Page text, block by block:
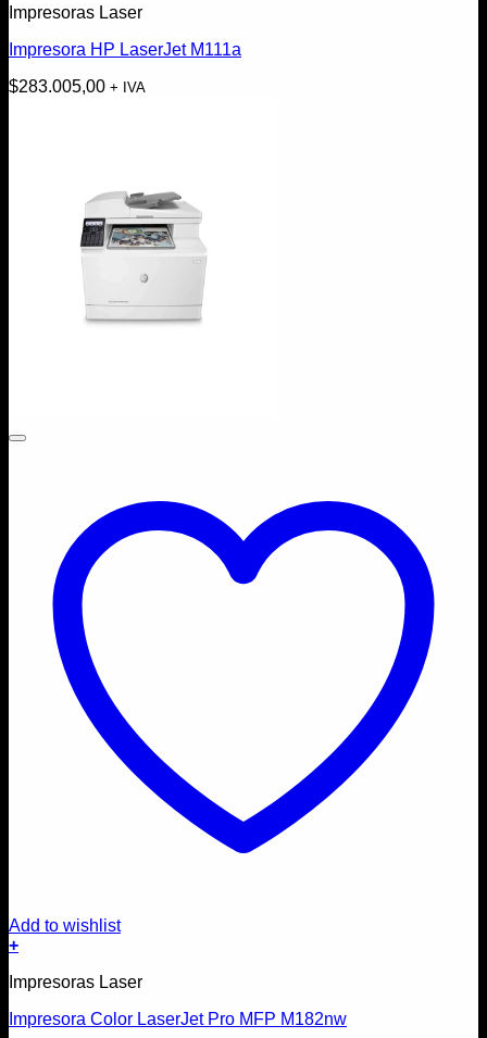
Impresoras Laser
Impresora HP LaserJet M111a
$283.005,00 + IVA
Add to wishlist
+
Impresoras Laser
Impresora Color LaserJet Pro MFP M182nw